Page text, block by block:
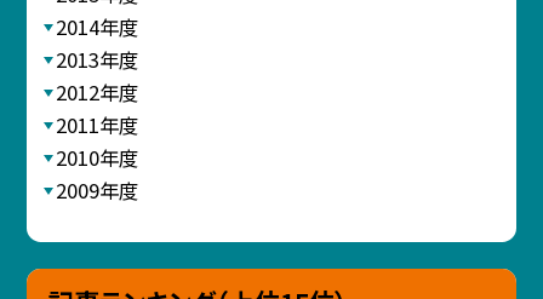
2014年度
2013年度
2012年度
2011年度
2010年度
2009年度